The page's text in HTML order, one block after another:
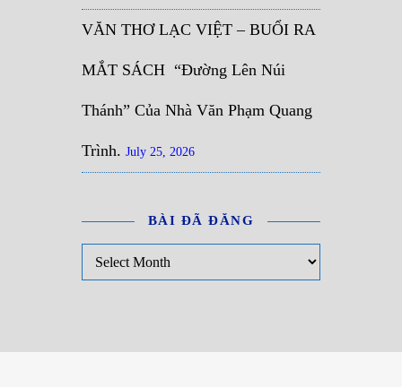
VĂN THƠ LẠC VIỆT – BUỔI RA
MẮT SÁCH “Đường Lên Núi
Thánh” Của Nhà Văn Phạm Quang
Trình. July 25, 2026
BÀI ĐÃ ĐĂNG